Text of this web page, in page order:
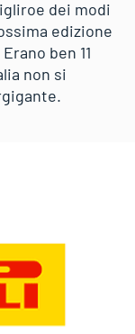
dei modi
edizione
ben 11
non si